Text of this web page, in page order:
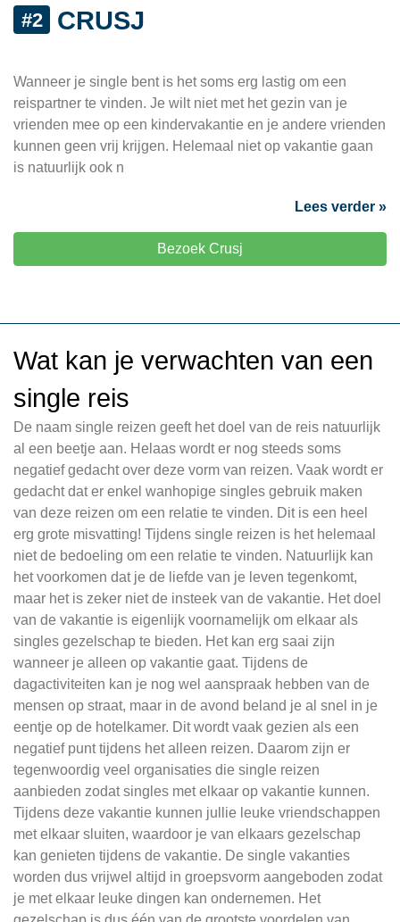
#2 CRUSJ
Wanneer je single bent is het soms erg lastig om een
reispartner te vinden. Je wilt niet met het gezin van je
vrienden mee op een kindervakantie en je andere vrienden
kunnen geen vrij krijgen. Helemaal niet op vakantie gaan
is natuurlijk ook n
Lees verder »
Bezoek Crusj
Wat kan je verwachten van een
single reis
De naam single reizen geeft het doel van de reis natuurlijk
al een beetje aan. Helaas wordt er nog steeds soms
negatief gedacht over deze vorm van reizen. Vaak wordt er
gedacht dat er enkel wanhopige singles gebruik maken
van deze reizen om een relatie te vinden. Dit is een heel
erg grote misvatting! Tijdens single reizen is het helemaal
niet de bedoeling om een relatie te vinden. Natuurlijk kan
het voorkomen dat je de liefde van je leven tegenkomt,
maar het is zeker niet de insteek van de vakantie. Het doel
van de vakantie is eigenlijk voornamelijk om elkaar als
singles gezelschap te bieden. Het kan erg saai zijn
wanneer je alleen op vakantie gaat. Tijdens de
dagactiviteiten kan je nog wel aanspraak hebben van de
mensen op straat, maar in de avond beland je al snel in je
eentje op de hotelkamer. Dit wordt vaak gezien als een
negatief punt tijdens het alleen reizen. Daarom zijn er
tegenwoordig veel organisaties die single reizen
aanbieden zodat singles met elkaar op vakantie kunnen.
Tijdens deze vakantie kunnen jullie leuke vriendschappen
met elkaar sluiten, waardoor je van elkaars gezelschap
kan genieten tijdens de vakantie. De single vakanties
worden dus vrijwel altijd in groepsvorm aangeboden zodat
je met elkaar leuke dingen kan ondernemen. Het